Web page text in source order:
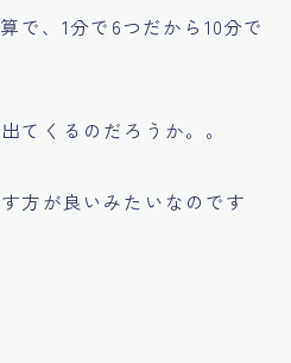
で、1分で6つだから10分で
てくるのだろうか。。
方が良いみたいなのです